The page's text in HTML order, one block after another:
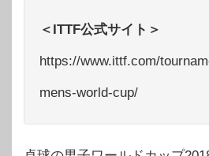
＜ITTF公式サイト＞
https://www.ittf.com/
mens-world-cup/